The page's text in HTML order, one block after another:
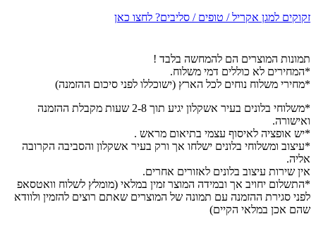
זקוקים למגן אקריל / טופים / סליבים? לחצו כאן
תמונות המוצרים הם להמחשה בלבד !
*המחירים לא כוללים דמי משלוח.
*מחירי משלוח נוחים לכל הארץ (ישוכללו לפני סיכום ההזמנה)
*משלוחי בלונים בעיר אשקלון יגיע תוך 2-8 שעות מקבלת ההזמנה
ואישורה.
*יש אופציה לאיסוף עצמי בתיאום מראש .
*עיצוב ומשלוחי בלונים ישלחו אך ורק בעיר אשקלון והסביבה הקרובה
אליה.
אין שירות עיצוב בלונים לאזורים אחרים.
*התשלום יחויב אך ובמידה המוצר זמין במלאי (מומלץ לשלוח וואטסאפ
לפני סגירת ההזמנה עם תמונה של המוצרים שאתם רוצים להזמין ולוודא
שהם אכן במלאי הקיים)